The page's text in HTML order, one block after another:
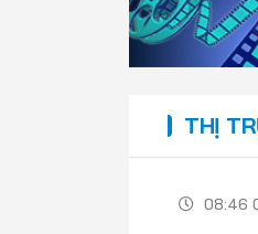
Đời sống
THỊ
08:46